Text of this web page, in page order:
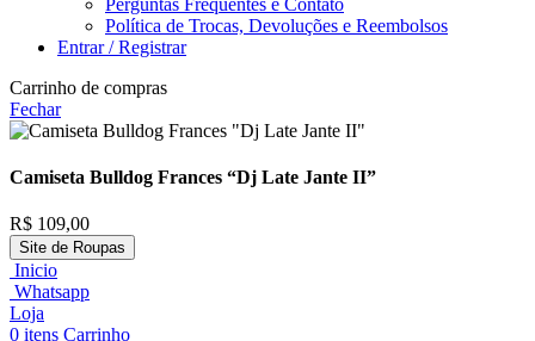
Perguntas Frequentes e Contato
Política de Trocas, Devoluções e Reembolsos
Entrar / Registrar
Carrinho de compras
Fechar
Camiseta Bulldog Frances “Dj Late Jante II”
R$ 109,00
Site de Roupas
Inicio
Whatsapp
Loja
0 itens Carrinho